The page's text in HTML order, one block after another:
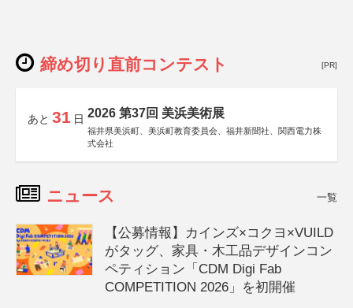
締め切り直前コンテスト [PR]
あと 31 日 2026 第37回 美浜美術展
福井県美浜町、美浜町教育委員会、福井新聞社、関西電力株
式会社
ニュース 一覧
【公募情報】カインズ×コクヨ×VUILD
がタッグ、家具・木工品デザインコン
ペティション「CDM Digi Fab
COMPETITION 2026」を初開催